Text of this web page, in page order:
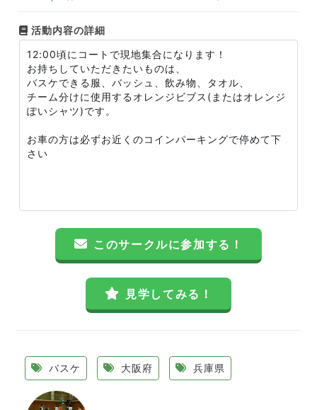
活動内容の詳細
12:00頃にコートで現地集合になります！
お持ちしていただきたいものは、
バスケできる服、バッシュ、飲み物、タオル、
チーム分けに使用するオレンジビブス(またはオレンジ
ぽいシャツ)です。
お車の方は必ずお近くのコインパーキングで停めて下
さい
このサークルに参加する！
見学してみる！
バスケ 大阪府 兵庫県